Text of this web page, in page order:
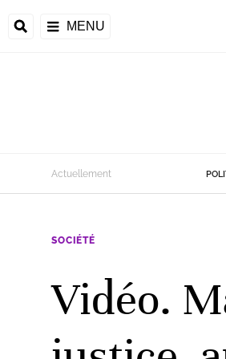
MENU
Actuellement
SOCIÉTÉ
Vidéo.